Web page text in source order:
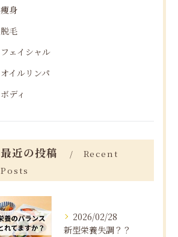
痩身
脱毛
フェイシャル
オイルリンパ
ボディ
最近の投稿
Recent
Posts
2026/02/28
新型栄養失調？？